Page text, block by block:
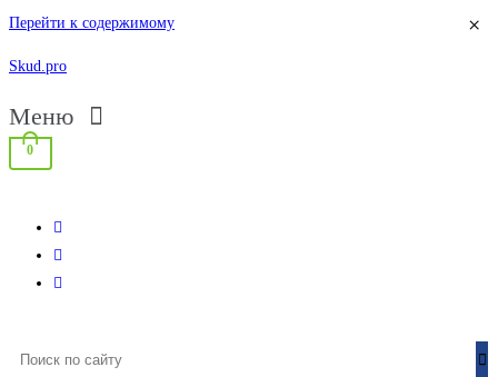
Перейти к содержимому
Skud.pro
Меню
0
×